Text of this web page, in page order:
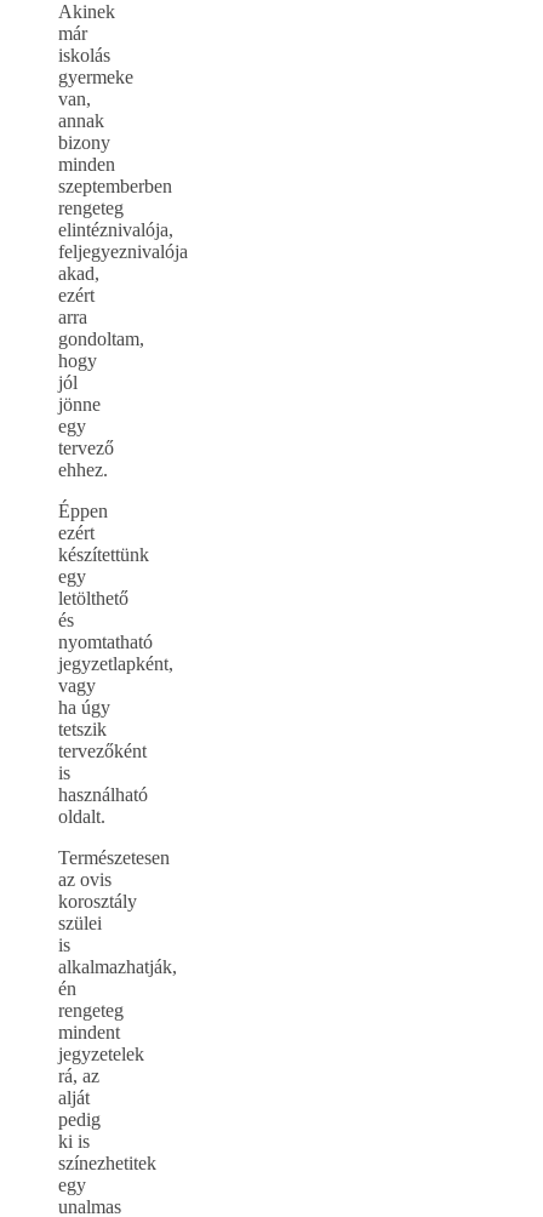
Akinek
már
iskolás
gyermeke
van,
annak
bizony
minden
szeptemberben
rengeteg
elintéznivalója,
feljegyeznivalója
akad,
ezért
arra
gondoltam,
hogy
jól
jönne
egy
tervező
ehhez.
Éppen
ezért
készítettünk
egy
letölthető
és
nyomtatható
jegyzetlapként,
vagy
ha úgy
tetszik
tervezőként
is
használható
oldalt.
Természetesen
az ovis
korosztály
szülei
is
alkalmazhatják,
én
rengeteg
mindent
jegyzetelek
rá, az
alját
pedig
ki is
színezhetitek
egy
unalmas